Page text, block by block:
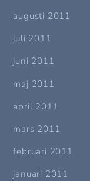
augusti 2011
juli 2011
juni 2011
maj 2011
april 2011
mars 2011
februari 2011
januari 2011